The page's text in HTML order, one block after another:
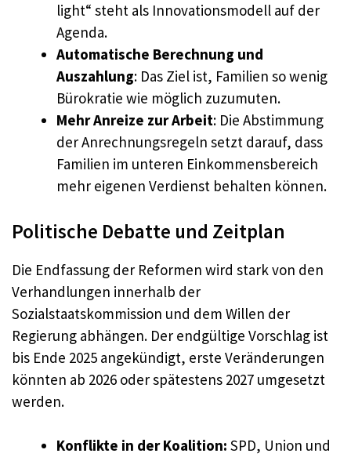
light“ steht als Innovationsmodell auf der
Agenda.
Automatische Berechnung und
Auszahlung: Das Ziel ist, Familien so wenig
Bürokratie wie möglich zuzumuten.
Mehr Anreize zur Arbeit: Die Abstimmung
der Anrechnungsregeln setzt darauf, dass
Familien im unteren Einkommensbereich
mehr eigenen Verdienst behalten können.
Politische Debatte und Zeitplan
Die Endfassung der Reformen wird stark von den
Verhandlungen innerhalb der
Sozialstaatskommission und dem Willen der
Regierung abhängen. Der endgültige Vorschlag ist
bis Ende 2025 angekündigt, erste Veränderungen
könnten ab 2026 oder spätestens 2027 umgesetzt
werden.
Konflikte in der Koalition: SPD, Union und